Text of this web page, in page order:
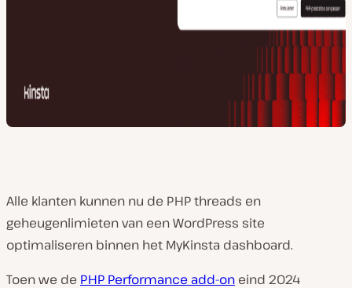
Alle klanten kunnen nu de PHP threads en
geheugenlimieten van een WordPress site
optimaliseren binnen het MyKinsta dashboard.
Toen we de PHP Performance add-on eind 2024